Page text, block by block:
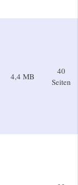
4,4 MB
40
Seiten